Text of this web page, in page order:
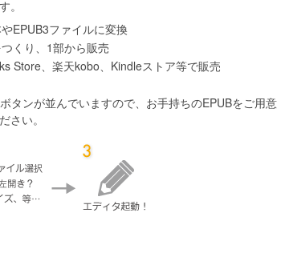
。
EPUB3ファイルに変換
くり、1部から販売
Store、楽天kobo、Kindleストア等で販売
タンが並んでいますので、お手持ちのEPUBをご用意
さい。